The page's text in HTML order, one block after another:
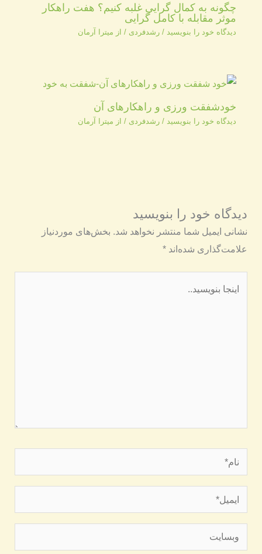
چگونه به کمال گرایی غلبه کنیم؟ هفت راهکار
موثر مقابله با کامل گرایی
دیدگاه‌ خود را بنویسید / رشدفردی / از میترا آرمان
خودشفقت ورزی و راهکارهای آن
دیدگاه‌ خود را بنویسید / رشدفردی / از میترا آرمان
دیدگاه‌ خود را بنویسید
نشانی ایمیل شما منتشر نخواهد شد. بخش‌های موردنیاز
علامت‌گذاری شده‌اند*
نام*
ایمیل*
وبسایت